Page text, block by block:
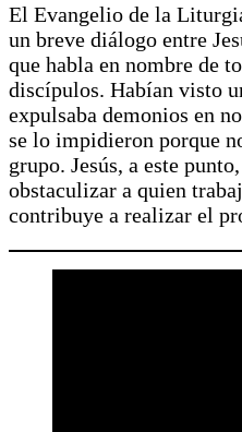
El Evangelio de la
un breve diálogo entre
que habla en nombre de
discípulos. Habían visto
expulsaba demonios en
se lo impidieron porque
grupo. Jesús, a este
obstaculizar a quien
contribuye a realizar el